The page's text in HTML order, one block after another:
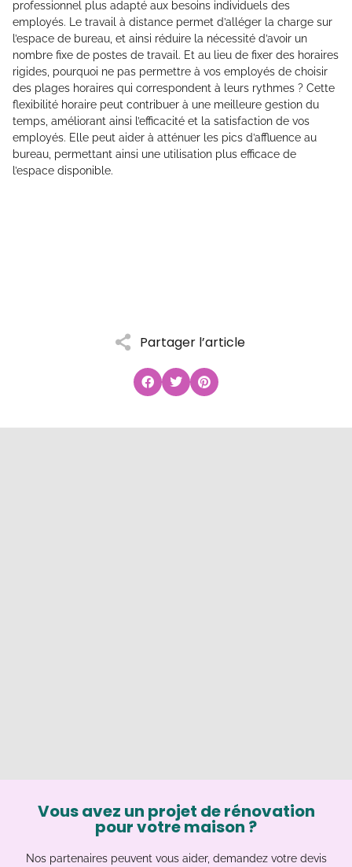
Partager l’article
professionnel plus adapté aux besoins individuels des
employés. Le travail à distance permet d’alléger la charge sur
l’espace de bureau, et ainsi réduire la nécessité d’avoir un
nombre fixe de postes de travail. Et au lieu de fixer des horaires
rigides, pourquoi ne pas permettre à vos employés de choisir
des plages horaires qui correspondent à leurs rythmes ? Cette
flexibilité horaire peut contribuer à une meilleure gestion du
temps, améliorant ainsi l’efficacité et la satisfaction de vos
employés. Elle peut aider à atténuer les pics d’affluence au
bureau, permettant ainsi une utilisation plus efficace de
l’espace disponible.
Vous avez un projet de rénovation
pour votre maison ?
Nos partenaires peuvent vous aider, demandez votre devis